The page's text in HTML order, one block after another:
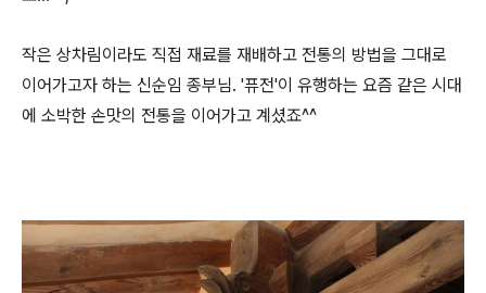
작은 상차림이라도 직접 재료를 재배하고 전통의 방법을 그대로
이어가고자 하는 신순임 종부님. '퓨전'이 유행하는 요즘 같은 시대
에 소박한 손맛의 전통을 이어가고 계셨죠^^